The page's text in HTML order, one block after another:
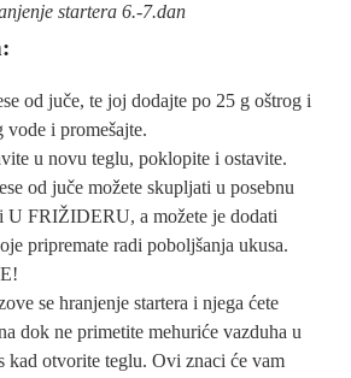
startera 6.-7.dan
od juče, te joj dodajte po 25 g oštrog i
vode i promešajte.
u novu teglu, poklopite i ostavite.
od juče možete skupljati u posebnu
U FRIŽIDERU, a možete je dodati
pripremate radi poboljšanja ukusa.
se hranjenje startera i njega ćete
dok ne primetite mehuriće vazduha u
kad otvorite teglu. Ovi znaci će vam